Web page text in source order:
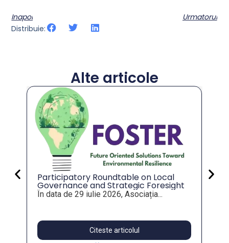
Inapoi
Urmatorul
Distribuie:
Alte articole
Participatory Roundtable on Local
Governance and Strategic Foresight
for Resilient Public Policies, within the
În data de 29 iulie 2026, Asociația...
Citeste articolul